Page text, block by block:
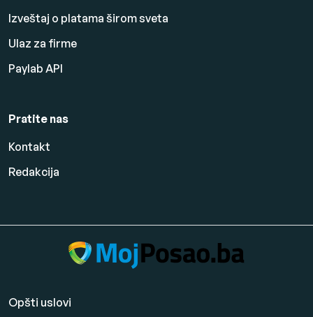
Izveštaj o platama širom sveta
Ulaz za firme
Paylab API
Pratite nas
Kontakt
Redakcija
Opšti uslovi